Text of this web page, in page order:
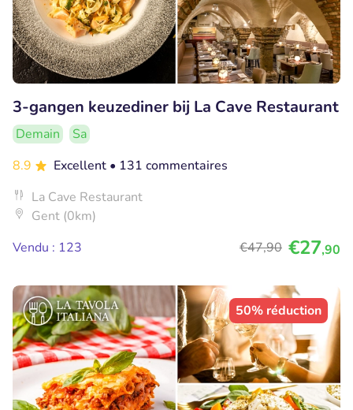
3-gangen keuzediner bij La Cave Restaurant
Demain
Sa
8.9
Excellent • 131 commentaires
La Cave Restaurant
Gent (0km)
Vendu : 123
€47,90 €27,90
50% réduction